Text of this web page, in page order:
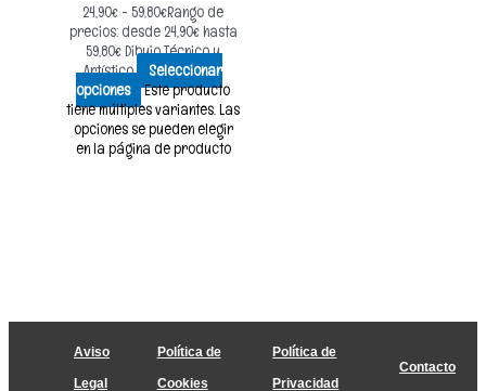
24,90€ - 59,80€Rango de
precios: desde 24,90€ hasta
59,80€ Dibujo Técnico y
Artístico
Seleccionar
opciones
Este producto
tiene múltiples variantes. Las
opciones se pueden elegir
en la página de producto
Aviso
Legal
Política de
Cookies
Política de
Privacidad
Contacto